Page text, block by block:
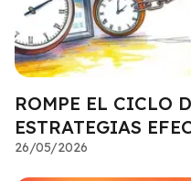
ROMPE EL CICLO
ESTRATEGIAS
26/05/2026